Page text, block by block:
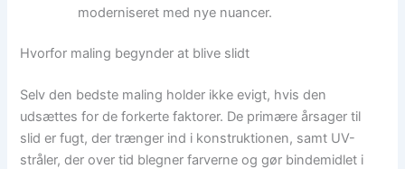
moderniseret med nye nuancer.
Hvorfor maling begynder at blive slidt
Selv den bedste maling holder ikke evigt, hvis den
udsættes for de forkerte faktorer. De primære årsager til
slid er fugt, der trænger ind i konstruktionen, samt UV-
stråler, der over tid blegner farverne og gør bindemidlet i